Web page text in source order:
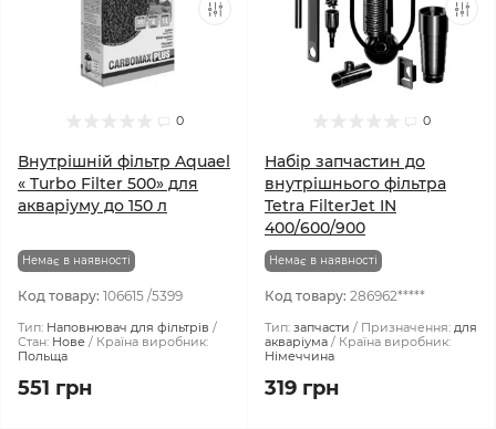
0
Внутрішній фільтр Aquael
« Turbo Filter 500» для
акваріуму до 150 л
Немає в наявності
Код товару: 106615 /5399
Тип: Наповнювач для фільтрів
Стан: Нове
Країна виробник:
Польща
551 грн
0
Набір запчастин до
внутрішнього фільтра
Tetra FilterJet IN
400/600/900
Немає в наявності
Код товару: 286962*****
Тип: запчасти Призначення: для
акваріума
Країна виробник:
Німеччина
319 грн